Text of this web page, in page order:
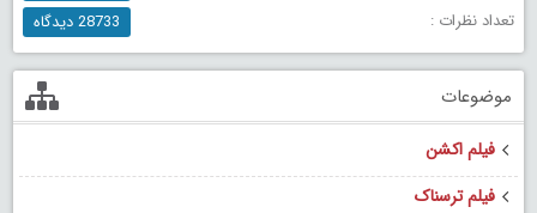
تعداد نظرات :
28733 دیدگاه
موضوعات
فیلم اکشن
فیلم ترسناک